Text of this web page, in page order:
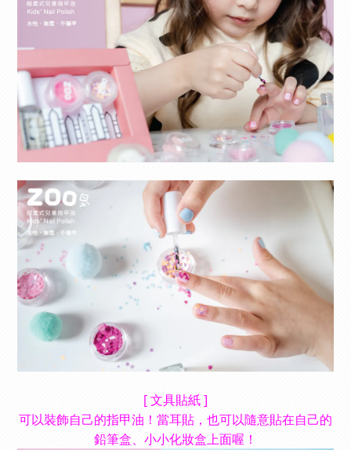
[ 文具貼紙 ]
可以裝飾自己的指甲油！當耳貼，也可以隨意貼在自己的
鉛筆盒、小小化妝盒上面喔！